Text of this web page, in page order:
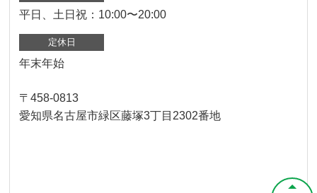
平日、土日祝：10:00〜20:00
定休日
年末年始
〒458-0813
愛知県名古屋市緑区藤塚3丁目2302番地